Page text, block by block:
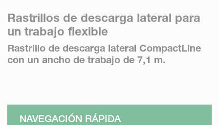
Rastrillos de descarga lateral para
un trabajo flexible
Rastrillo de descarga lateral CompactLine
con un ancho de trabajo de 7,1 m.
NAVEGACIÓN RÁPIDA